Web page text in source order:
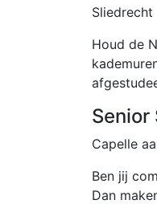
Sliedrecht
Houd de
Senior
Capelle
Ben jij
Dan